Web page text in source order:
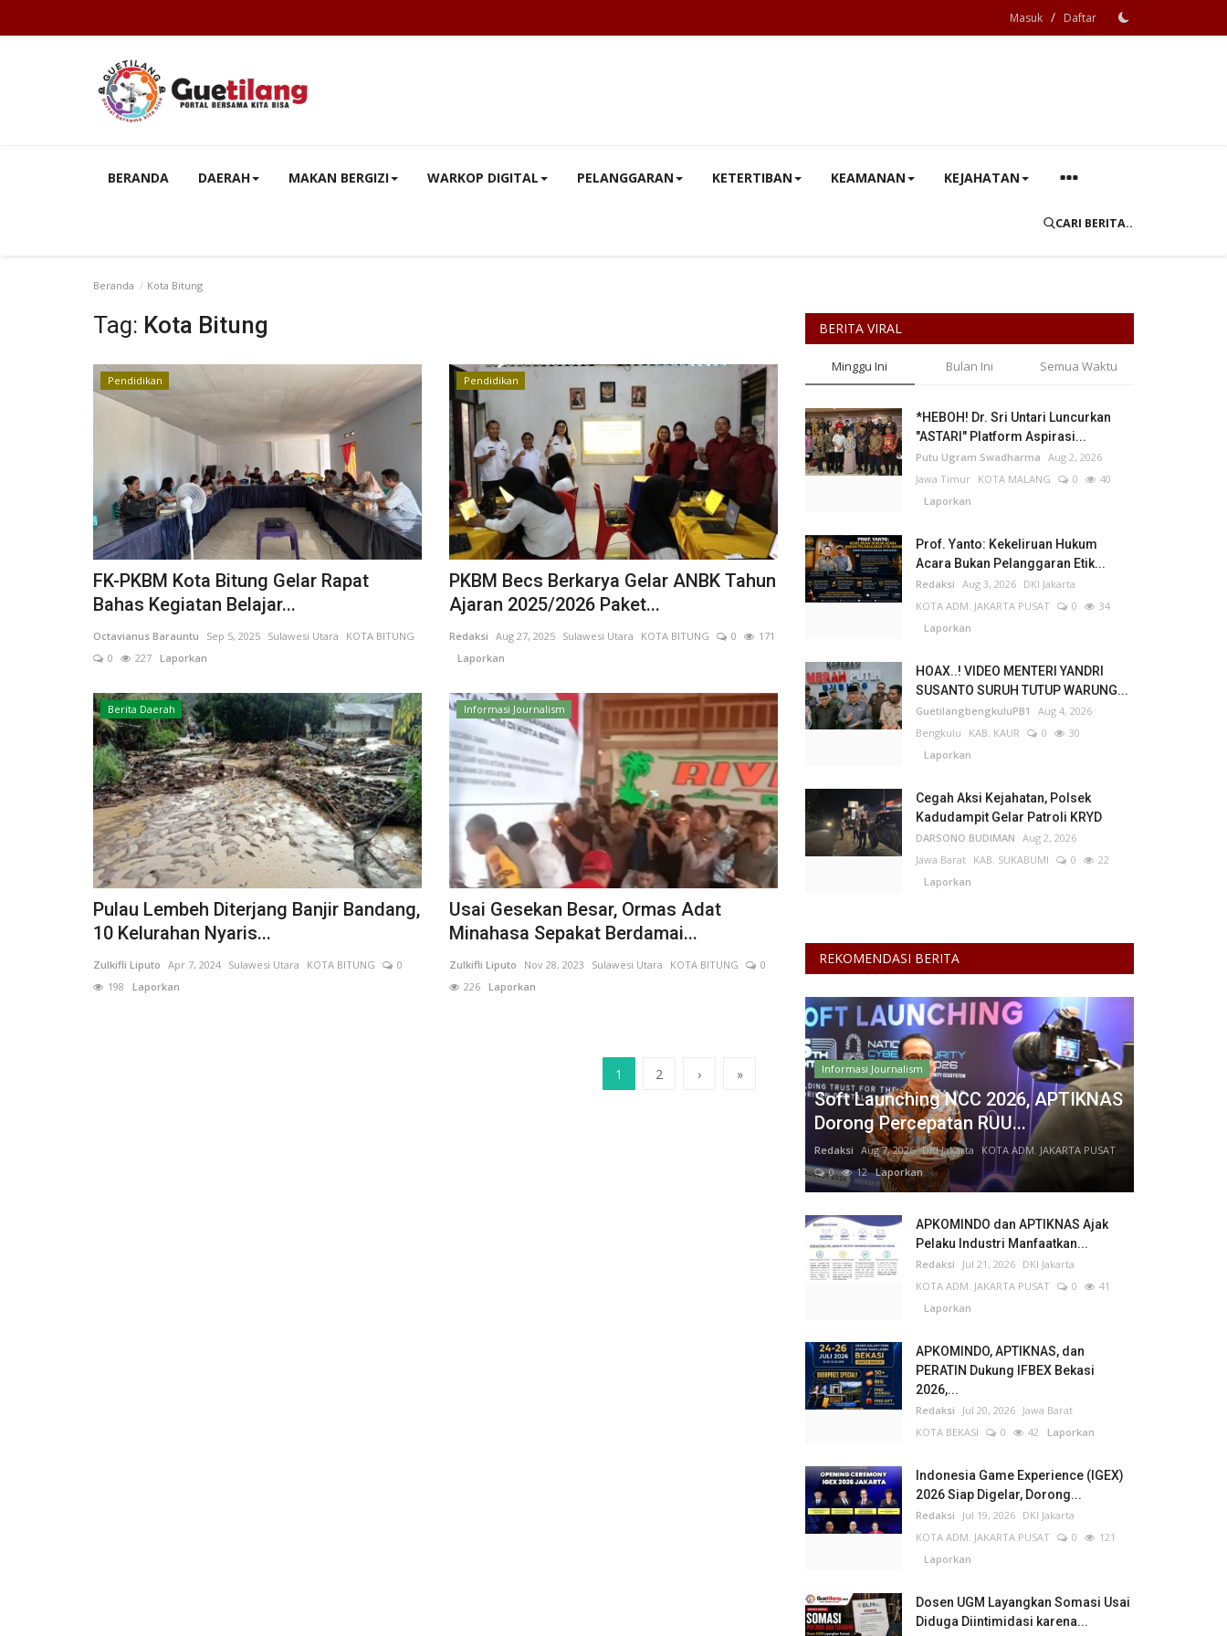
Masuk / Daftar
BERANDA DAERAH MAKAN BERGIZI WARKOP DIGITAL PELANGGARAN KETERTIBAN KEAMANAN KEJAHATAN
CARI BERITA..
Beranda Kota Bitung
Tag: Kota Bitung
Pendidikan
FK-PKBM Kota Bitung Gelar Rapat
Bahas Kegiatan Belajar...
Octavianus Barauntu Sep 5, 2025 Sulawesi Utara
KOTA BITUNG
0
227 Laporkan
Pendidikan
PKBM Becs Berkarya Gelar ANBK Tahun
Ajaran 2025/2026 Paket...
Redaksi Aug 27, 2025 Sulawesi Utara KOTA BITUNG 0
171
Laporkan
Berita Daerah
Pulau Lembeh Diterjang Banjir Bandang,
10 Kelurahan Nyaris...
Zulkifli Liputo Apr 7, 2024 Sulawesi Utara KOTA BITUNG
0
198 Laporkan
Informasi Journalism
Usai Gesekan Besar, Ormas Adat
Minahasa Sepakat Berdamai...
Zulkifli Liputo Nov 28, 2023 Sulawesi Utara KOTA BITUNG
0
226 Laporkan
1 2 › »
BERITA VIRAL
Minggu Ini Bulan Ini Semua Waktu
*HEBOH! Dr. Sri Untari Luncurkan
"ASTARI" Platform Aspirasi...
Putu Ugram Swadharma Aug 2, 2026
Jawa Timur KOTA MALANG 0
40
Laporkan
Prof. Yanto: Kekeliruan Hukum
Acara Bukan Pelanggaran Etik...
Redaksi Aug 3, 2026 DKI Jakarta
KOTA ADM. JAKARTA PUSAT
0
34
Laporkan
HOAX..! VIDEO MENTERI YANDRI
SUSANTO SURUH TUTUP WARUNG...
GuetilangbengkuluPB1
Aug 4, 2026
Bengkulu
KAB. KAUR 0
30
Laporkan
Cegah Aksi Kejahatan, Polsek
Kadudampit Gelar Patroli KRYD
DARSONO BUDIMAN Aug 2, 2026
Jawa Barat KAB. SUKABUMI 0
22
Laporkan
REKOMENDASI BERITA
Informasi Journalism
Soft Launching NCC 2026, APTIKNAS
Dorong Percepatan RUU...
Redaksi Aug 7, 2026 DKI Jakarta
KOTA ADM. JAKARTA PUSAT
0
12Laporkan
APKOMINDO dan APTIKNAS Ajak
Pelaku Industri Manfaatkan...
Redaksi Jul 21, 2026 DKI Jakarta
KOTA ADM. JAKARTA PUSAT
0
41
Laporkan
APKOMINDO, APTIKNAS, dan
PERATIN Dukung IFBEX Bekasi
2026,...
Redaksi Jul 20, 2026 Jawa Barat
KOTA BEKASI
0 42 Laporkan
Indonesia Game Experience (IGEX)
2026 Siap Digelar, Dorong...
Redaksi Jul 19, 2026 DKI Jakarta
KOTA ADM. JAKARTA PUSAT
0
121
Laporkan
Dosen UGM Layangkan Somasi Usai
Diduga Diintimidasi karena...